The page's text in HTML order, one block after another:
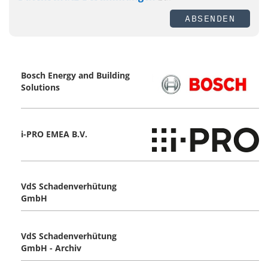
ABSENDEN
Bosch Energy and Building
Solutions
i-PRO EMEA B.V.
VdS Schadenverhütung
GmbH
VdS Schadenverhütung
GmbH - Archiv